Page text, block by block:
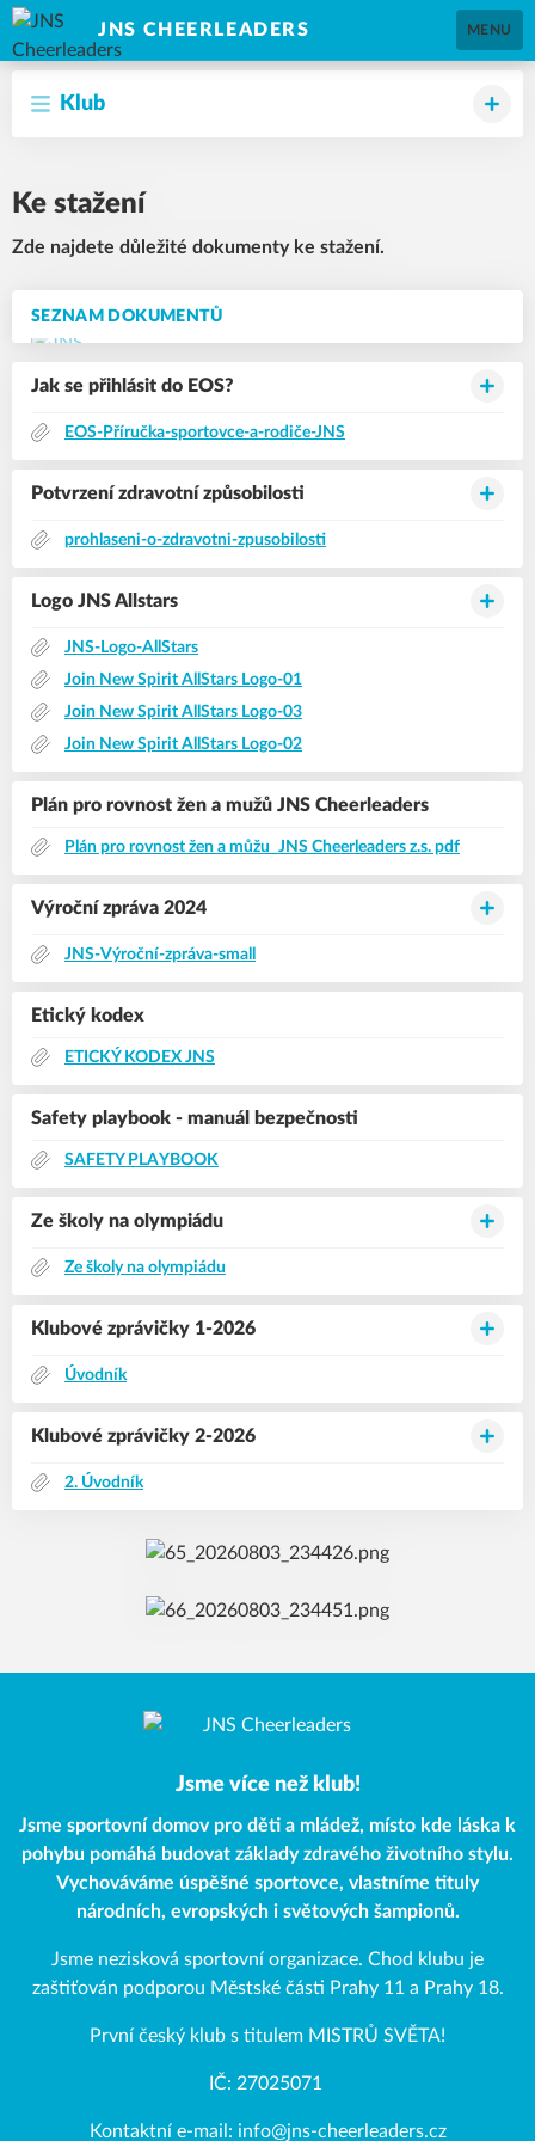
JNS CHEERLEADERS MENU
Klub
Ke stažení
Zde najdete důležité dokumenty ke stažení.
SEZNAM DOKUMENTŮ
Jak se přihlásit do EOS?
EOS-Příručka-sportovce-a-rodiče-JNS
Potvrzení zdravotní způsobilosti
prohlaseni-o-zdravotni-zpusobilosti
Logo JNS Allstars
JNS-Logo-AllStars
Join New Spirit AllStars Logo-01
Join New Spirit AllStars Logo-03
Join New Spirit AllStars Logo-02
Plán pro rovnost žen a mužů JNS Cheerleaders
Plán pro rovnost žen a můžu_JNS Cheerleaders z.s. pdf
Výroční zpráva 2024
JNS-Výroční-zpráva-small
Etický kodex
ETICKÝ KODEX JNS
Safety playbook - manuál bezpečnosti
SAFETY PLAYBOOK
Ze školy na olympiádu
Ze školy na olympiádu
Klubové zprávičky 1-2026
Úvodník
Klubové zprávičky 2-2026
2. Úvodník
Jsme více než klub!
Jsme sportovní domov pro děti a mládež, místo kde láska k
pohybu pomáhá budovat základy zdravého životního stylu.
Vychováváme úspěšné sportovce, vlastníme tituly
národních, evropských i světových šampionů.
Jsme nezisková sportovní organizace. Chod klubu je
zaštiťován podporou Městské části Prahy 11 a Prahy 18.
První český klub s titulem MISTRŮ SVĚTA!
IČ: 27025071
Kontaktní e-mail: info@jns-cheerleaders.cz